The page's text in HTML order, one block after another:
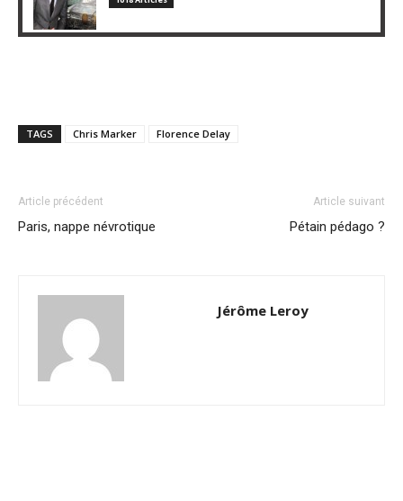
TAGS Chris Marker Florence Delay
Article précédent
Paris, nappe névrotique
Article suivant
Pétain pédago ?
Jérôme Leroy